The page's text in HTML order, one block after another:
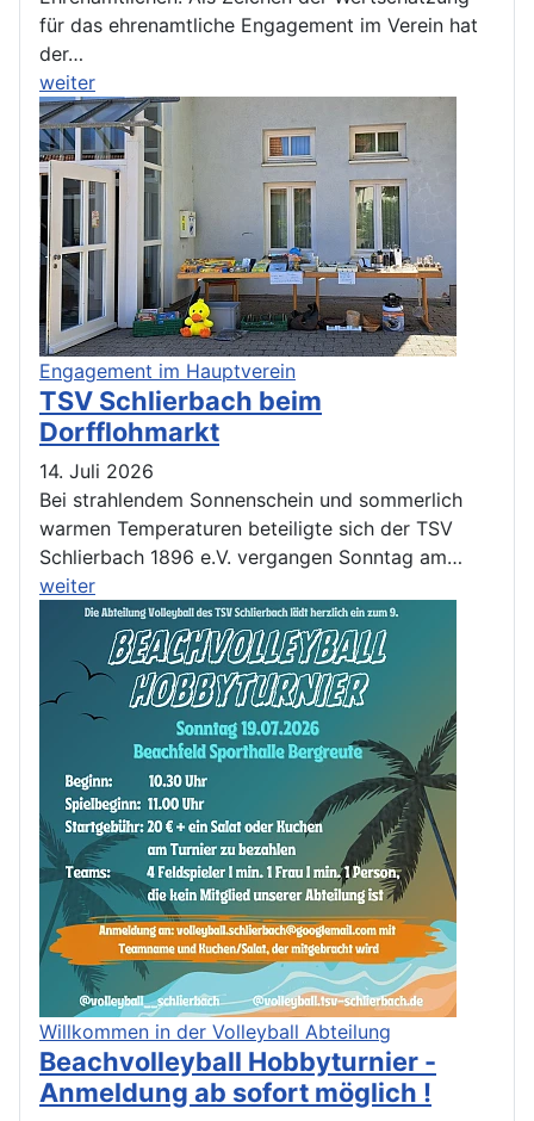
für das ehrenamtliche Engagement im Verein hat
der…
weiter
Engagement im Hauptverein
TSV Schlierbach beim
Dorfflohmarkt
14. Juli 2026
Bei strahlendem Sonnenschein und sommerlich
warmen Temperaturen beteiligte sich der TSV
Schlierbach 1896 e.V. vergangen Sonntag am…
weiter
Willkommen in der Volleyball Abteilung
Beachvolleyball Hobbyturnier -
Anmeldung ab sofort möglich !